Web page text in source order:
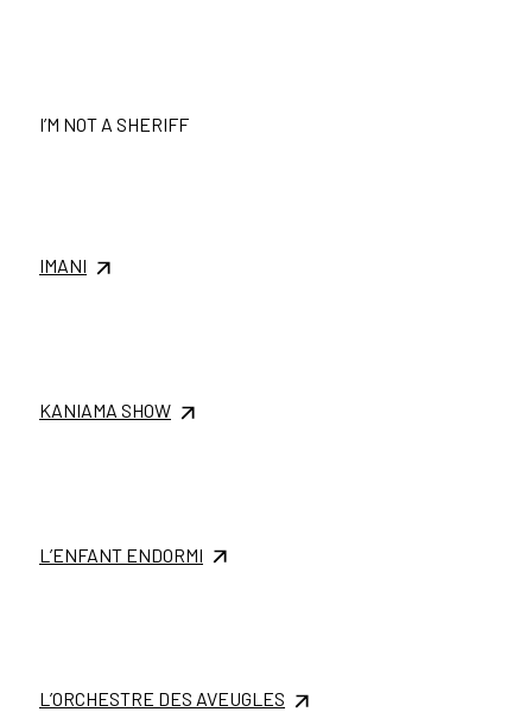
I’M NOT A SHERIFF
IMANI
KANIAMA SHOW
L’ENFANT ENDORMI
L’ORCHESTRE DES AVEUGLES